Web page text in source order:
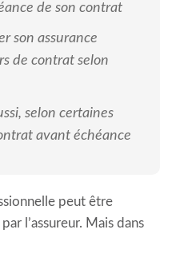
de son contrat
son assurance
de contrat selon
selon certaines
avant échéance
peut être
l’assureur. Mais dans